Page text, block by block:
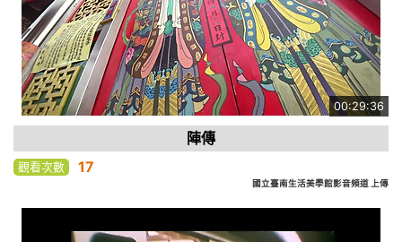
00:29:36
陣傳
觀看次數 17
國立臺南生活美學館影音頻道 上傳